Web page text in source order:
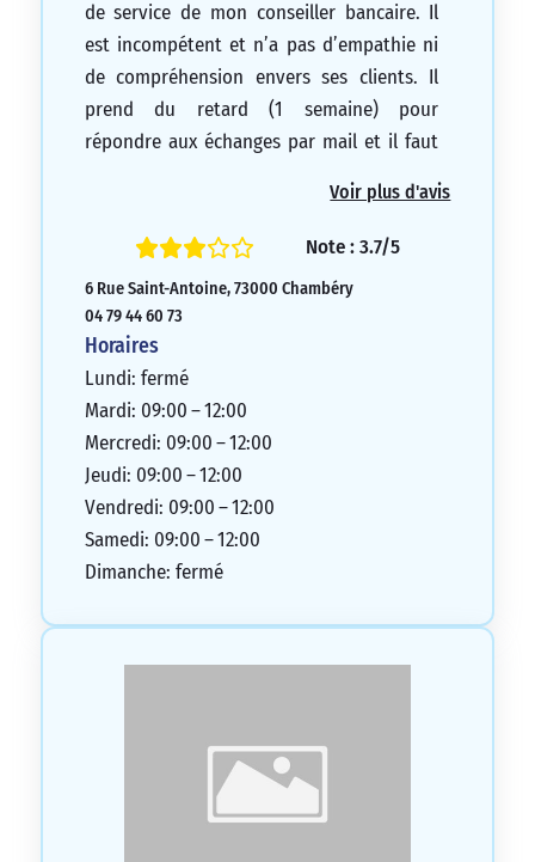
de service de mon conseiller bancaire. Il
est incompétent et n’a pas d’empathie ni
de compréhension envers ses clients. Il
prend du retard (1 semaine) pour
répondre aux échanges par mail et il faut
opérations de virement (émis ou reçus).
Grâce à lui, j’ai été obligé de me tourner
meilleur service. De plus, son attitude a
été très désagréable.
Voir plus d'avis
Note : 3.7/5
6 Rue Saint-Antoine, 73000 Chambéry
04 79 44 60 73
Horaires
Lundi: fermé
Mardi: 09:00 – 12:00
Mercredi: 09:00 – 12:00
Jeudi: 09:00 – 12:00
Vendredi: 09:00 – 12:00
Samedi: 09:00 – 12:00
Dimanche: fermé